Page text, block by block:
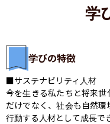
学
学びの特徴
■サステナビリティ人材
今を生きる私たちと将来
だけでなく、社会も自然環
行動する人材として成長で